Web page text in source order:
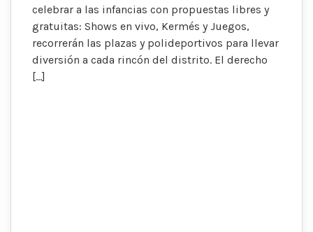
celebrar a las infancias con propuestas libres y
gratuitas: Shows en vivo, Kermés y Juegos,
recorrerán las plazas y polideportivos para llevar
diversión a cada rincón del distrito. El derecho
[…]